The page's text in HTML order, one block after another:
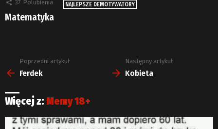
37 Polubienia NAJLEPSZE DEMOTYWATORY
Matematyka
Zobacz
więcej
Poprzedni artykuł
Ferdek
Następny artykuł
Kobieta
Więcej z: Memy 18+